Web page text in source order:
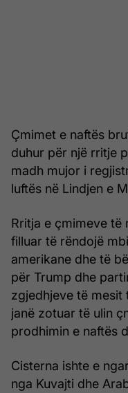
Çmimet e naftës
duhur për një rritje
madh mujor i
luftës në Lindjen e
Rritja e çmimeve të
filluar të rëndojë
amerikane dhe të
për Trump dhe
zgjedhjeve të mesit
janë zotuar të ulin
prodhimin e naftës
Cisterna ishte e
nga Kuvajti dhe